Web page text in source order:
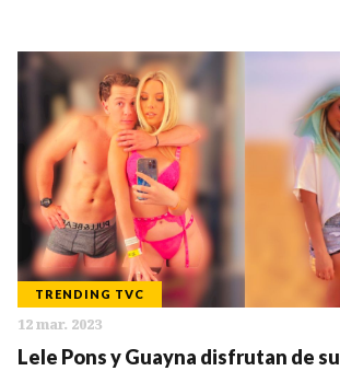
TRENDING TVC
12 mar. 2023
Lele Pons y Guayna disfrutan de